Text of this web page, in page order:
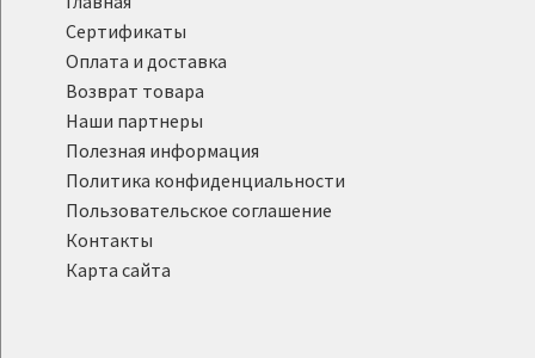
Сертификаты
Оплата и доставка
Возврат товара
Наши партнеры
Полезная информация
Политика конфиденциальности
Пользовательское соглашение
Контакты
Карта сайта